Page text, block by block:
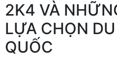
2K4 VÀ
LỰA CHỌN
QUỐC